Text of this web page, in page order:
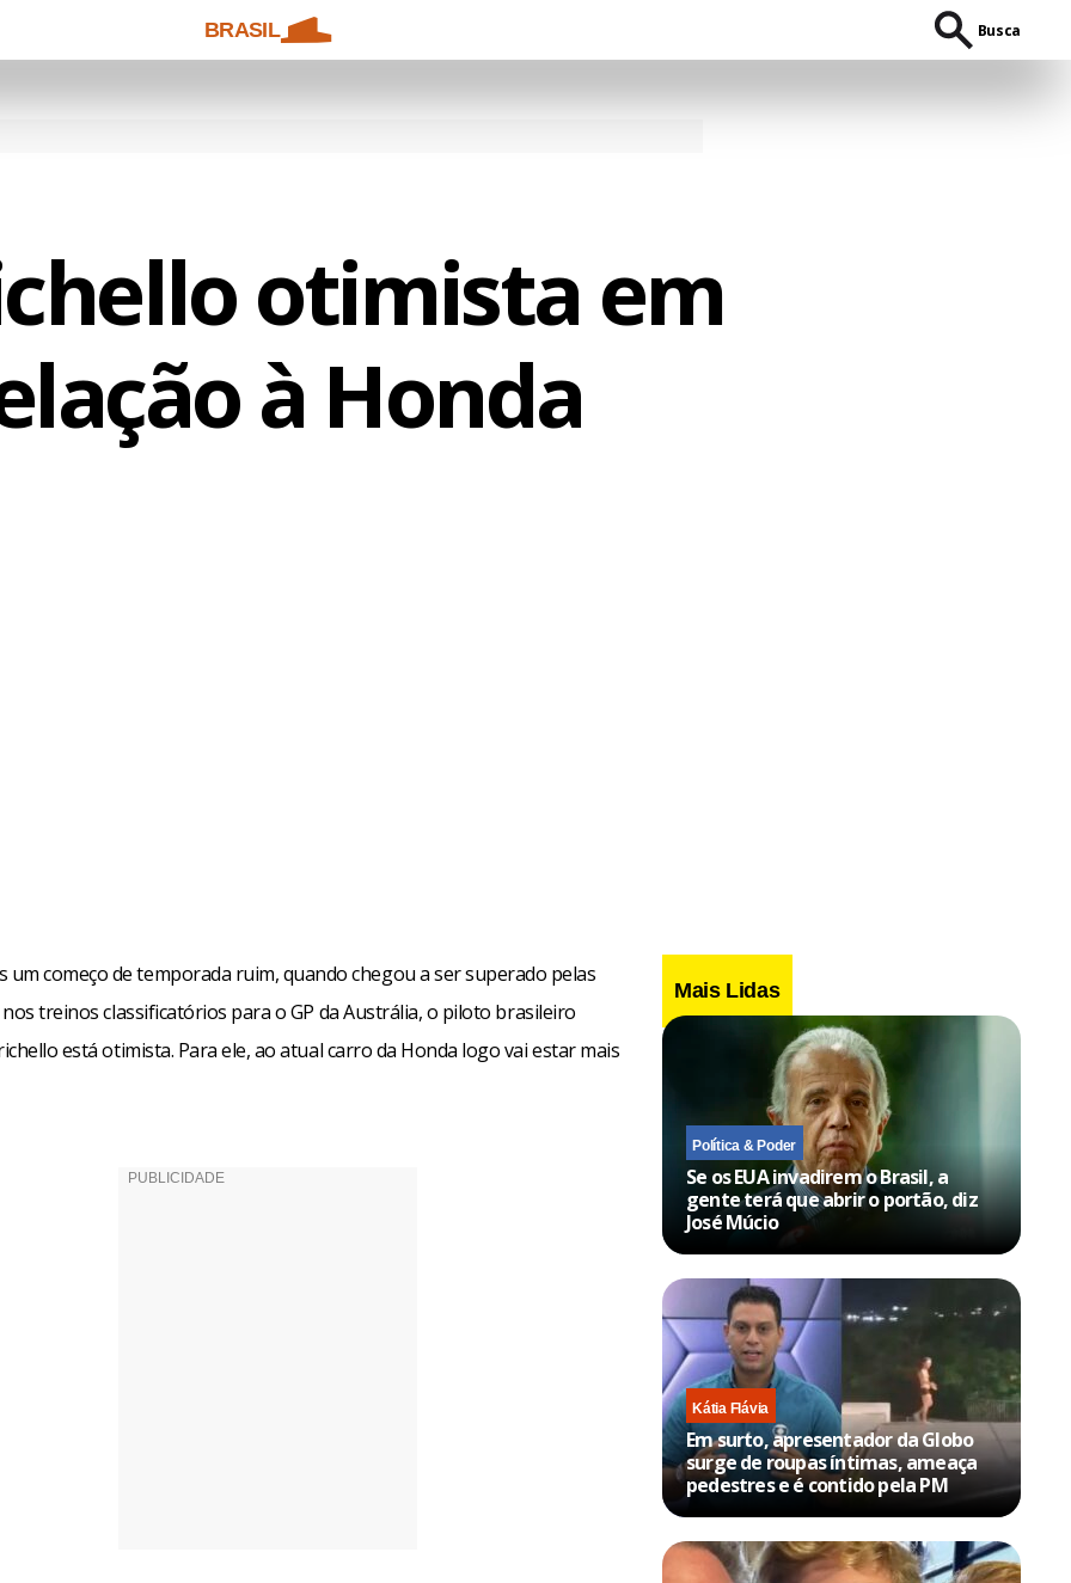
BRASIL Busca
otimista em
à Honda
um começo de temporada ruim, quando chegou a ser superado pelas
treinos classificatórios para o GP da Austrália, o piloto brasileiro
está otimista. Para ele, ao atual carro da Honda logo vai estar mais
Mais Lidas
Política & Poder
Se os EUA invadirem o Brasil, a
gente terá que abrir o portão, diz
José Múcio
Kátia Flávia
Em surto, apresentador da Globo
surge de roupas íntimas, ameaça
pedestres e é contido pela PM